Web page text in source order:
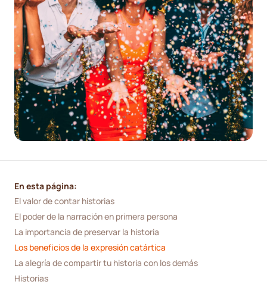
En esta página:
El valor de contar historias
El poder de la narración en primera persona
La importancia de preservar la historia
Los beneficios de la expresión catártica
La alegría de compartir tu historia con los demás
Historias